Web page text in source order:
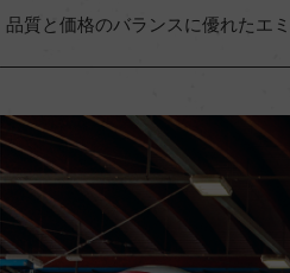
品質と価格のバランスに優れたエ